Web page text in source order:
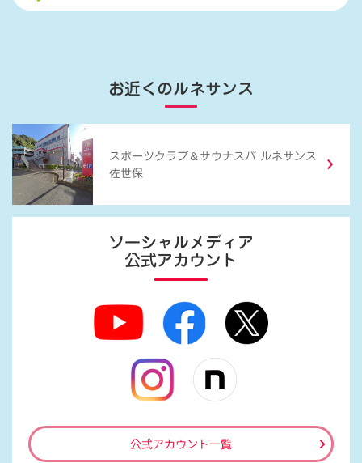
お近くのルネサンス
スポーツクラブ ＆ サウナスパ ルネサンス
佐世保
ソーシャルメディア
公式アカウント
公式アカウント一覧